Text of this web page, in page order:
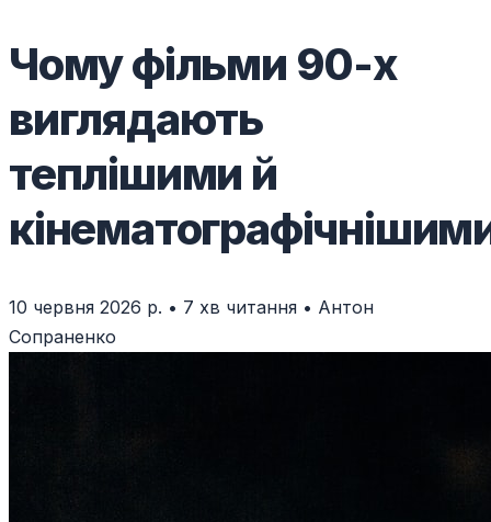
Чому фільми 90-х
виглядають
теплішими й
10 червня 2026 р. • 7 хв читання • Антон
Сопраненко